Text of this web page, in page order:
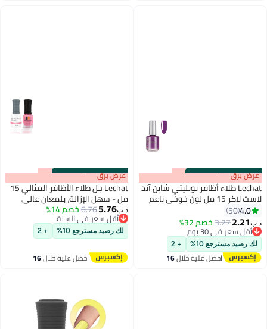
00m:00s
·باقي 100% عرض برق
Lechat طلاء أظافر نوبليتي شاين آند
لاست لاكر 15 مل لون خوخي ناعم
NBNL99
4.0
50
د.ب‏2.21
3.27خصم 32%
أقل سعر في 30 يوم
أقل سعر في 30 يوم
لك رصيد مسترجع 10% + 2
احصل عليه خلال16
00m:00s
·باقي 100% عرض برق
Lechat جل طلاء الأظافر المثالي 15
مل - سهل الإزالة، بلمعان عالي،
غير سام، تطبيق سهل، مجموعة
ألوان واسعة للمناكير والباديكير -
بينك ليس فيل PMS49
د.ب‏5.76
6.76خصم 14%
أقل سعر في السنة
أقل سعر في السنة
لك رصيد مسترجع 10% + 2
احصل عليه خلال16